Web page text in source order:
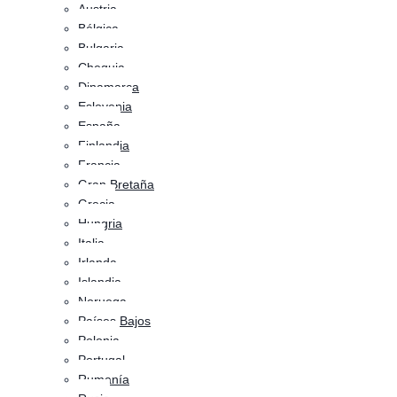
Austria
Bélgica
Bulgaria
Chequia
Dinamarca
Eslovenia
España
Finlandia
Francia
Gran Bretaña
Grecia
Hungria
Italia
Irlanda
Islandia
Noruega
Países Bajos
Polonia
Portugal
Rumanía